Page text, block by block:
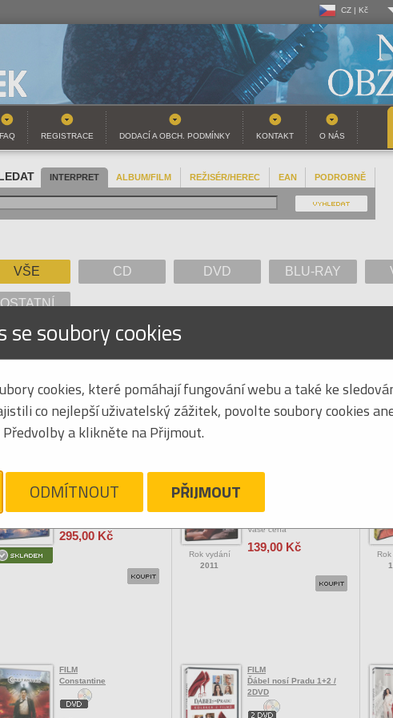
CZ | Kč
CZ | Kč
SK | EUR
Uživ.
FAQ REGISTRACE DODACÍ A OBCH. PODMÍNKY KONTAKT O NÁS
INTERPRET ALBUM/FILM REŽISÉR/HEREC EAN PODROBNĚ
VŠE CD DVD BLU-RAY
OSTATNÍ
G
Seřadit podle: základní jména
výpis
295,00 Kč
Rok vydání
2011
Bláznivá,zatracená láska /
Vaše cena
139,00 Kč
FILM
Constantine
FILM
Ďábel nosí Pradu 1+2 /
2DVD
se soubory cookies
cookies, které pomáhají fungování webu a také ke
co nejlepší uživatelský zážitek, povolte soubory cookies
a klikněte na Přijmout.
ODMÍTNOUT PŘIJMOUT